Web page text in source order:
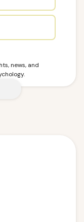
news, and